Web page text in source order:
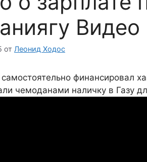
Видео
от Леонид Ходос
финансировал
чемоданами наличку в Газу